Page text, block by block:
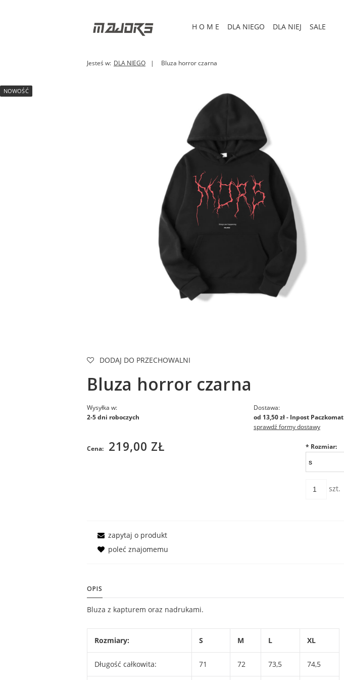
H O M E DLA NIEGO DLA NIEJ SALE
Jesteś w: DLA NIEGO Bluza horror czarna
NOWOŚĆ
DODAJ DO PRZECHOWALNI
Bluza horror czarna
Wysyłka w:
2-5 dni roboczych
Dostawa:
od 13,50 zł- Inpost Paczkomat
sprawdź formy dostawy
Cena: 219,00 ZŁ * Rozmiar:
szt.
zapytaj o produkt
poleć znajomemu
OPIS
Bluza z kapturem oraz nadrukami.
Rozmiary: S M L XL
Długość całkowita: 71 72 73,5 74,5